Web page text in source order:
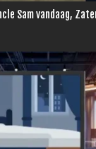
Sam vandaag,